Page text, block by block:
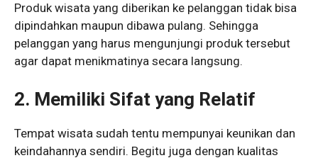
Produk wisata yang diberikan ke pelanggan tidak bisa
dipindahkan maupun dibawa pulang. Sehingga
pelanggan yang harus mengunjungi produk tersebut
agar dapat menikmatinya secara langsung.
2. Memiliki Sifat yang Relatif
Tempat wisata sudah tentu mempunyai keunikan dan
keindahannya sendiri. Begitu juga dengan kualitas